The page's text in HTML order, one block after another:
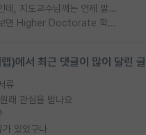
타대학원 컨텍 준비중인데, 지도교수님께는 언제 말씀드려야 할까요?
우리나라도 학구 열풍보면 Higher Doctorate 학위가 필요하다고 봅니다.
)에서 최근 댓글이 많이 달린 글
류
래 관심을 받나요
가 있었구나